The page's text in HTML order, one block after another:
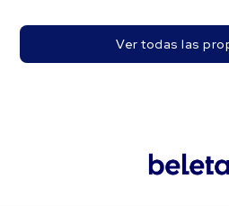
Ver todas las